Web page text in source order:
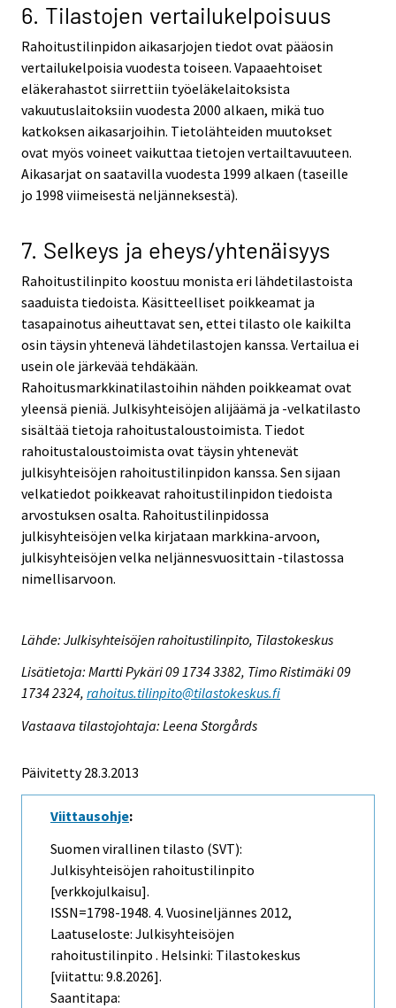
6. Tilastojen vertailukelpoisuus
Rahoitustilinpidon aikasarjojen tiedot ovat pääosin
vertailukelpoisia vuodesta toiseen. Vapaaehtoiset
eläkerahastot siirrettiin työeläkelaitoksista
vakuutuslaitoksiin vuodesta 2000 alkaen, mikä tuo
katkoksen aikasarjoihin. Tietolähteiden muutokset
ovat myös voineet vaikuttaa tietojen vertailtavuuteen.
Aikasarjat on saatavilla vuodesta 1999 alkaen (taseille
jo 1998 viimeisestä neljänneksestä).
7. Selkeys ja eheys/yhtenäisyys
Rahoitustilinpito koostuu monista eri lähdetilastoista
saaduista tiedoista. Käsitteelliset poikkeamat ja
tasapainotus aiheuttavat sen, ettei tilasto ole kaikilta
osin täysin yhtenevä lähdetilastojen kanssa. Vertailua ei
usein ole järkevää tehdäkään.
Rahoitusmarkkinatilastoihin nähden poikkeamat ovat
yleensä pieniä. Julkisyhteisöjen alijäämä ja -velkatilasto
sisältää tietoja rahoitustaloustoimista. Tiedot
rahoitustaloustoimista ovat täysin yhtenevät
julkisyhteisöjen rahoitustilinpidon kanssa. Sen sijaan
velkatiedot poikkeavat rahoitustilinpidon tiedoista
arvostuksen osalta. Rahoitustilinpidossa
julkisyhteisöjen velka kirjataan markkina-arvoon,
julkisyhteisöjen velka neljännesvuosittain -tilastossa
nimellisarvoon.
Lähde: Julkisyhteisöjen rahoitustilinpito, Tilastokeskus
Lisätietoja: Martti Pykäri 09 1734 3382, Timo Ristimäki 09
1734 2324, rahoitus.tilinpito@tilastokeskus.fi
Vastaava tilastojohtaja: Leena Storgårds
Päivitetty 28.3.2013
Viittausohje:
Suomen virallinen tilasto (SVT):
Julkisyhteisöjen rahoitustilinpito
[verkkojulkaisu].
ISSN=1798-1948. 4. Vuosineljännes 2012,
Laatuseloste: Julkisyhteisöjen
rahoitustilinpito . Helsinki: Tilastokeskus
[viitattu: 9.8.2026].
Saantitapa: